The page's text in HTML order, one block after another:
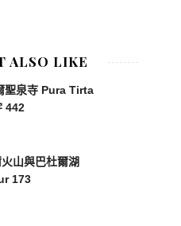
ALSO LIKE
聖泉寺 Pura Tirta
442
山與巴杜爾湖
173